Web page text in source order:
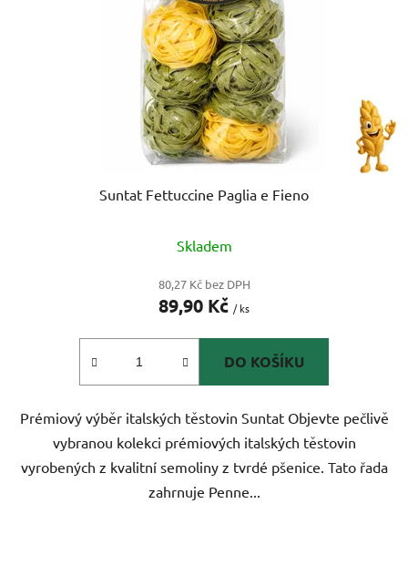
Suntat Fettuccine Paglia e Fieno
Skladem
80,27 Kč bez DPH
89,90 Kč / ks
DO KOŠÍKU
Prémiový výběr italských těstovin Suntat Objevte pečlivě
vybranou kolekci prémiových italských těstovin
vyrobených z kvalitní semoliny z tvrdé pšenice. Tato řada
zahrnuje Penne...